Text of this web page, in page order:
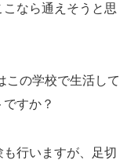
なら通えそうと思
この学校で生活して
すか？
行いますが、足切